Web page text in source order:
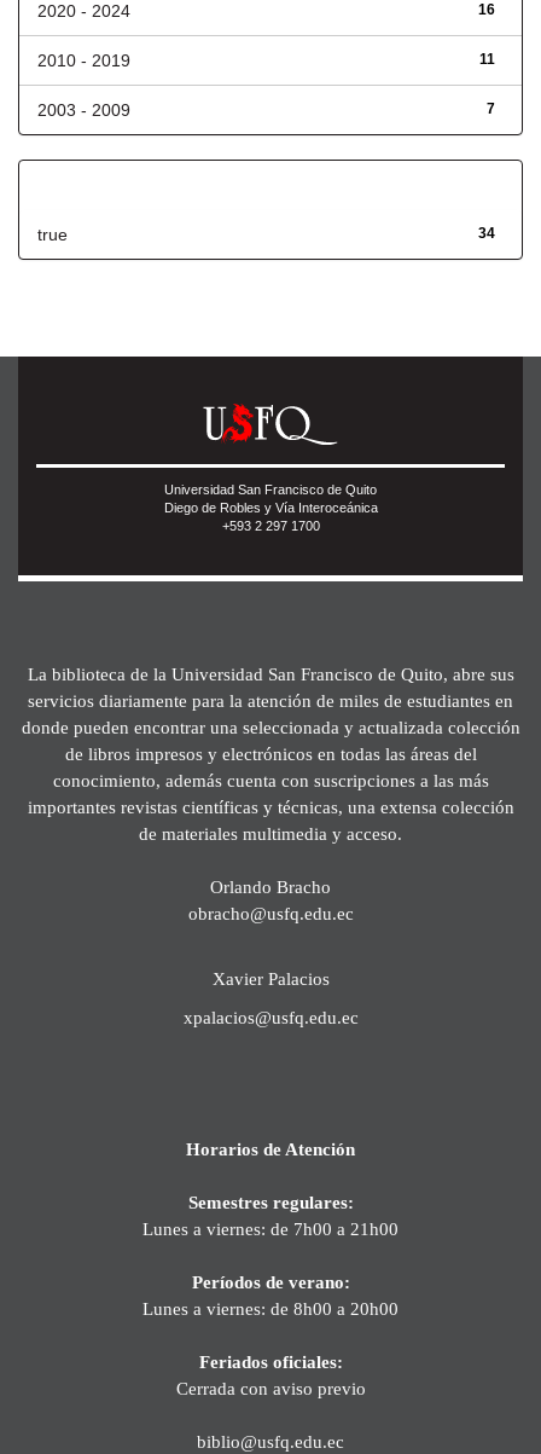
16
2020 - 2024
11
2010 - 2019
7
2003 - 2009
34
true
Universidad San Francisco de Quito
Diego de Robles y Vía Interoceánica
+593 2 297 1700
La biblioteca de la Universidad San Francisco de Quito, abre sus
servicios diariamente para la atención de miles de estudiantes en
donde pueden encontrar una seleccionada y actualizada colección
de libros impresos y electrónicos en todas las áreas del
conocimiento, además cuenta con suscripciones a las más
importantes revistas científicas y técnicas, una extensa colección
de materiales multimedia y acceso.
Orlando Bracho
obracho@usfq.edu.ec
Xavier Palacios
xpalacios@usfq.edu.ec
Horarios de Atención
Semestres regulares:
Lunes a viernes: de 7h00 a 21h00
Períodos de verano:
Lunes a viernes: de 8h00 a 20h00
Feriados oficiales:
Cerrada con aviso previo
biblio@usfq.edu.ec